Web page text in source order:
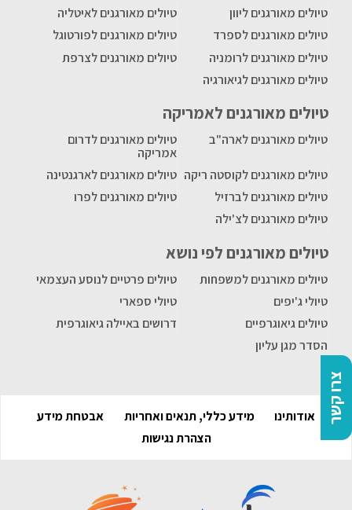
צרו קשר
טיולים מאורגנים ליוון
טיולים מאורגנים לאיטליה
טיולים מאורגנים לספרד
טיולים מאורגנים לפורטוגל
טיולים מאורגנים לרומניה
טיולים מאורגנים לצרפת
טיולים מאורגנים לגיאורגיה
טיולים מאורגנים לאמריקה
טיולים מאורגנים לארה"ב
טיולים מאורגנים לדרום
אמריקה
טיולים מאורגנים לקוסטה ריקה טיולים מאורגנים לארגנטינה
טיולים מאורגנים לברזיל
טיולים מאורגנים לפרו
טיולים מאורגנים לצ'ילה
טיולים מאורגנים לפי נושא
טיולים מאורגנים למשפחות
טיולים פרטיים לנוסע העצמאי
טיולי ג'יפים
טיולי ספארי
טיולים גיאוגרפיים
דרושים באיילה גיאוגרפית
הסדר מגן עליון
אודותינו מידע כללי, תנאים ואחריות
אבטחת מידע
הצהרת נגישות